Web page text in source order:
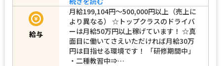
給与
月給199,104円〜500,000円以上（売上に
より異なる） ☆トップクラスのドライバ
ーは月給50万円以上稼げています！ ☆真
面目に働いてさえいただければ月給30万
円は目指せる環境です！ 「研修期間中」
・二種教習中⇒…